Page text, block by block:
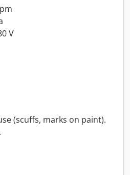
V
(scuffs, marks on paint).